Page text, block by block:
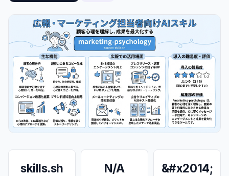
skills.sh N/A &#x2014;